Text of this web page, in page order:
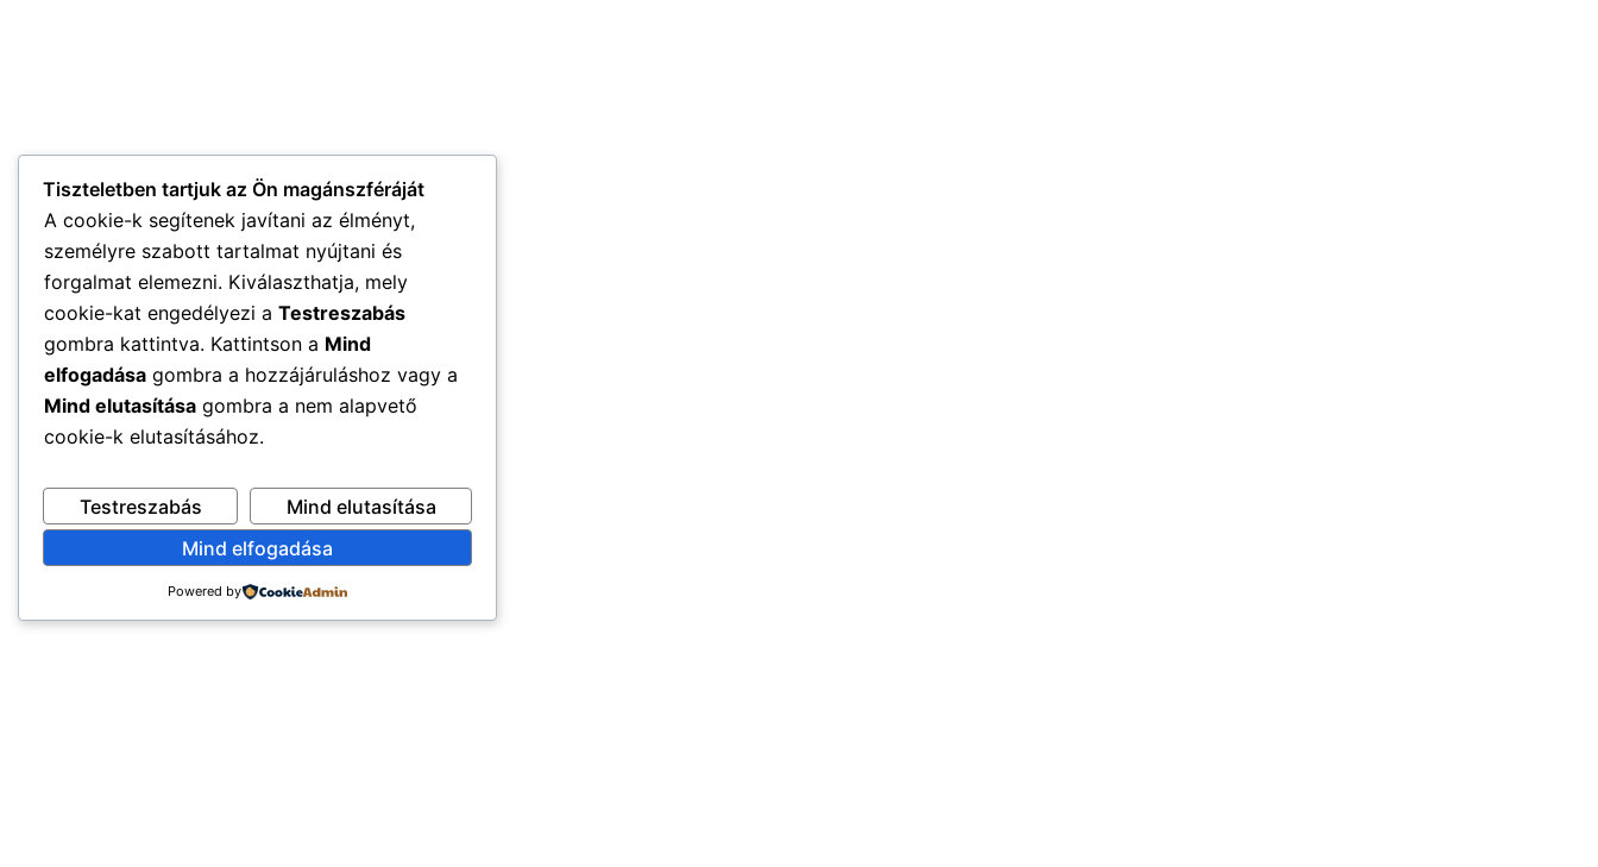
Tiszteletben tartjuk az Ön magánszféráját
A cookie-k segítenek javítani az élményt,
személyre szabott tartalmat nyújtani és
forgalmat elemezni. Kiválaszthatja, mely
cookie-kat engedélyezi a Testreszabás
gombra kattintva. Kattintson a Mind
elfogadása gombra a hozzájáruláshoz vagy a
Mind elutasítása gombra a nem alapvető
cookie-k elutasításához.
Testreszabás
Mind elutasítása
Mind elfogadása
Powered by